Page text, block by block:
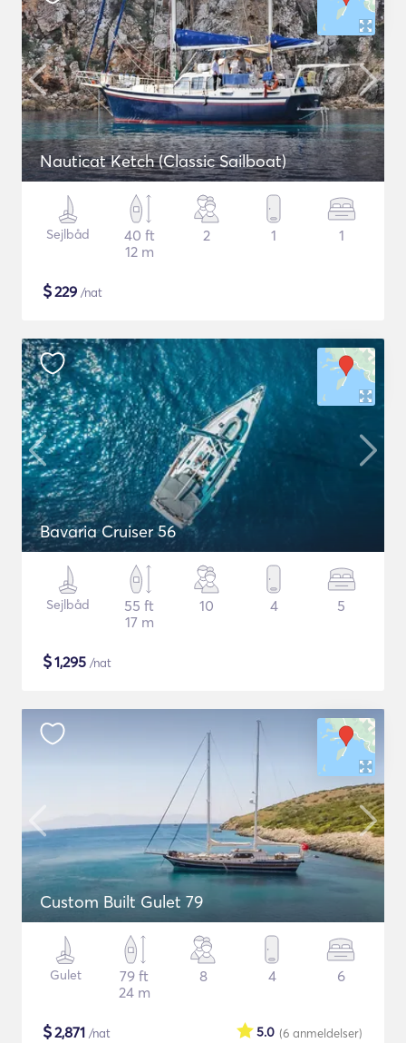
Nauticat Ketch (Classic Sailboat)
Sejlbåd
40 ft
12 m
2 1 1
$229 /nat
Bavaria Cruiser 56
Sejlbåd
55 ft
17 m
10 4 5
$1,295 /nat
Custom Built Gulet 79
Gulet
79 ft
24 m
8 4 6
$2,871 /nat (6 anmeldelser)
5.0